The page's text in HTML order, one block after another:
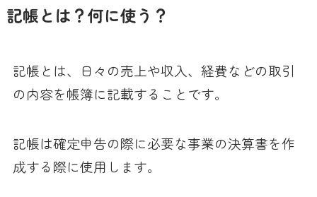
記帳とは？何に使う？
記帳とは、日々の売上や収入、経費などの取引
の内容を帳簿に記載することです。
記帳は確定申告の際に必要な事業の決算書を作
成する際に使用します。